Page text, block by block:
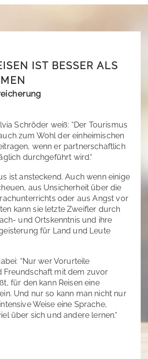
IST BESSER ALS
Schröder weiß: “Der Tourismus
zum Wohl der einheimischen
wenn er partnerschaftlich
durchgeführt wird.“
ist ansteckend. Auch wenn einige
aus Unsicherheit über die
oder aus Angst vor
kann sie letzte Zweifler durch
und Ortskenntnis und ihre
für Land und Leute
“Nur wer Vorurteile
Freundschaft mit dem zuvor
für den kann Reisen eine
Und nur so kann man nicht nur
Weise eine Sprache,
über sich und andere lernen.“